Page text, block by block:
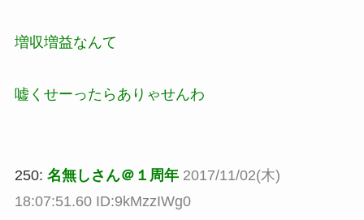
増収増益なんて
嘘くせーったらありゃせんわ
250: 名無しさん＠１周年 2017/11/02(木)
18:07:51.60 ID:9kMzzIWg0